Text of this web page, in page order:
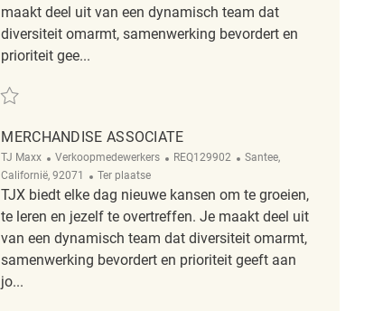
maakt deel uit van een dynamisch team dat
diversiteit omarmt, samenwerking bevordert en
prioriteit gee...
MERCHANDISE ASSOCIATE
TJ Maxx Categorie
Verkoopmedewerkers ReqId
REQ129902 Plaats
Santee,
Californië, 92071
Afgelegen
Ter plaatse
TJX biedt elke dag nieuwe kansen om te groeien,
te leren en jezelf te overtreffen. Je maakt deel uit
van een dynamisch team dat diversiteit omarmt,
samenwerking bevordert en prioriteit geeft aan
jo...